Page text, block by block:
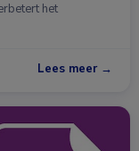
het
Lees meer →